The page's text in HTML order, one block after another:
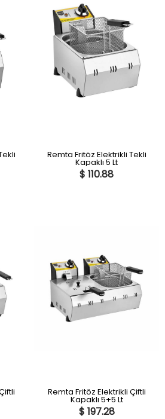
Remta Fritöz Elektrikli Tekli
Kapaklı 5 Lt
$ 110.88
Remta Fritöz Elektrikli Çiftli
Kapaklı 5+5 Lt
$ 197.28